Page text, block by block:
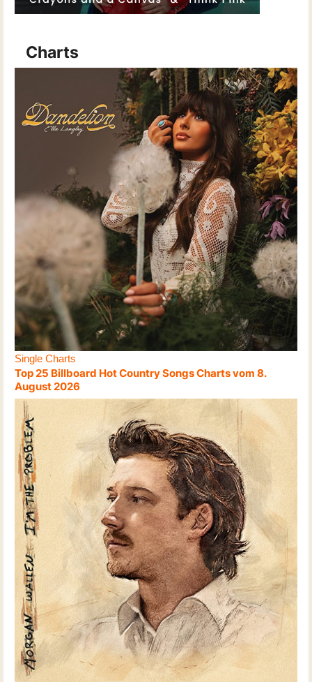
Charts
Single Charts
Top 25 Billboard Hot Country Songs Charts vom 8.
August 2026